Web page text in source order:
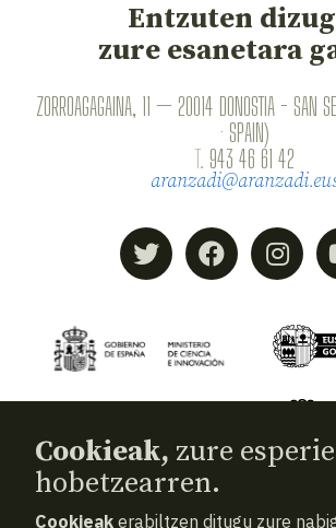
Entzuten
zure esanetara
ZORROAGAGAINA, 11 — 20014 DONOSTIA - SAN
· SPAIN)
T. 943 46 61 42
Cookieak, zure
hobetzearren.
Cookieak erabiltzen ditugu zure